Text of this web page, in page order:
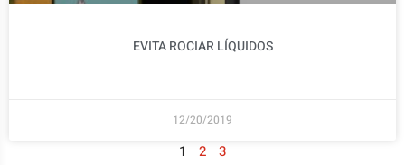
EVITA ROCIAR LÍQUIDOS
12/20/2019
1 2 3